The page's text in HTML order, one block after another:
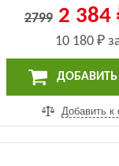
2799 2 384
10 180 ₽
Добавить к